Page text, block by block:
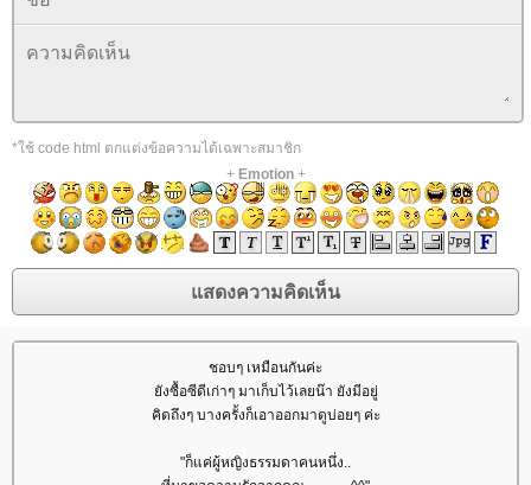
*ใช้ code html ตกแต่งข้อความได้เฉพาะสมาชิก
+ Emotion+
ชอบๆ เหมือนกันค่ะ
ังซื้อซีดีเก่าๆ มาเก็บไว้เลยน๊า ยังมีอยู่
คิดถึงๆ บางครั้งก็เอาออกมาดูบ่อยๆ ค่ะ
"ก็แค่ผู้หญิงธรรมดาคนหนึ่ง..